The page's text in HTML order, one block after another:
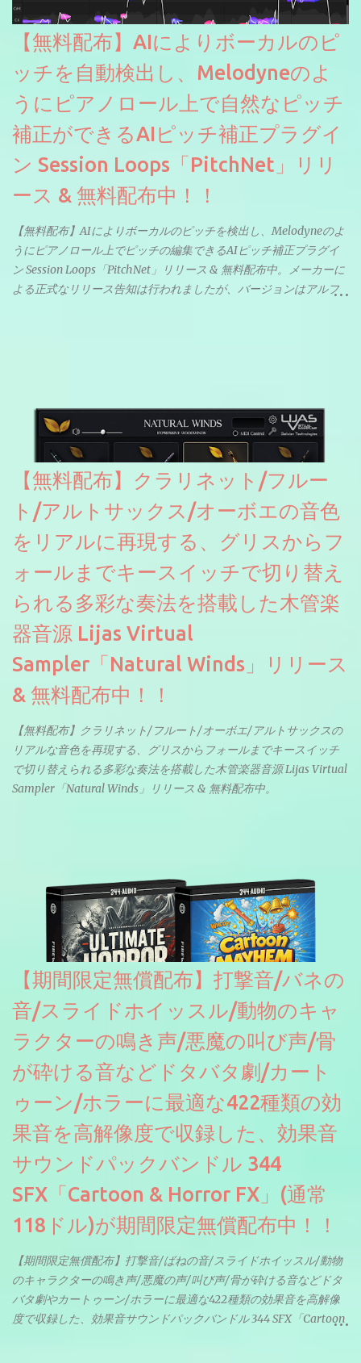
【無料配布】AIによりボーカルのピ
ッチを自動検出し、Melodyneのよ
うにピアノロール上で自然なピッチ
補正ができるAIピッチ補正プラグイ
ン Session Loops「PitchNet」リリ
ース & 無料配布中！！
【無料配布】AIによりボーカルのピッチを検出し、Melodyneのよ
うにピアノロール上でピッチの編集できるAIピッチ補正プラグイ
ン Session Loops「PitchNet」リリース & 無料配布中。メーカーに
よる正式なリリース告知は行われましたが、バージョンはアルフ
ソースを元に設計・改良した製品のようです。
【無料配布】クラリネット/フルー
ト/アルトサックス/オーボエの音色
をリアルに再現する、グリスからフ
ォールまでキースイッチで切り替え
られる多彩な奏法を搭載した木管楽
器音源 Lijas Virtual
Sampler「Natural Winds」リリース
& 無料配布中！！
【無料配布】クラリネット/フルート/オーボエ/アルトサックスの
リアルな音色を再現する、グリスからフォールまでキースイッチ
で切り替えられる多彩な奏法を搭載した木管楽器音源 Lijas Virtual
Sampler「Natural Winds」リリース & 無料配布中。
【期間限定無償配布】打撃音/バネの
音/スライドホイッスル/動物のキャ
ラクターの鳴き声/悪魔の叫び声/骨
が砕ける音などドタバタ劇/カート
ゥーン/ホラーに最適な422種類の効
果音を高解像度で収録した、効果音
サウンドパックバンドル 344
SFX「Cartoon & Horror FX」(通常
118ドル)が期間限定無償配布中！！
【期間限定無償配布】打撃音/ばねの音/スライドホイッスル/動物
のキャラクターの鳴き声/悪魔の声/叫び声/骨が砕ける音などドタ
バタ劇やカートゥーン/ホラーに最適な422種類の効果音を高解像
度で収録した、効果音サウンドパックバンドル 344 SFX「Cartoon